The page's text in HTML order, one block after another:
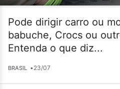
Pode dirigir carro ou
babuche, Crocs ou
Entenda o que diz...
BRASIL •23/07